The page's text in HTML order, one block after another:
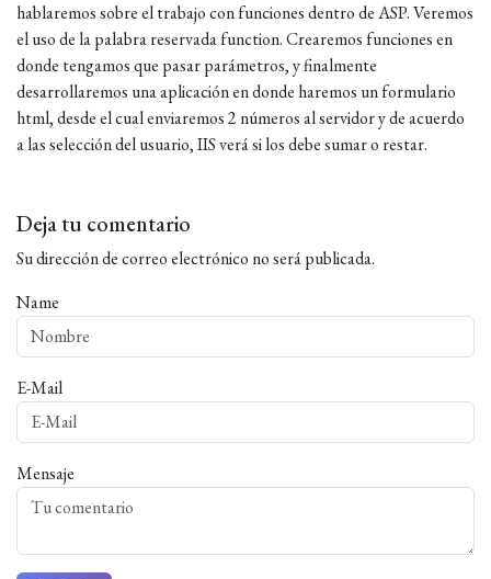
hablaremos sobre el trabajo con funciones dentro de ASP. Veremos
el uso de la palabra reservada function. Crearemos funciones en
donde tengamos que pasar parámetros, y finalmente
desarrollaremos una aplicación en donde haremos un formulario
html, desde el cual enviaremos 2 números al servidor y de acuerdo
a las selección del usuario, IIS verá si los debe sumar o restar.
Deja tu comentario
Su dirección de correo electrónico no será publicada.
Name
E-Mail
Mensaje